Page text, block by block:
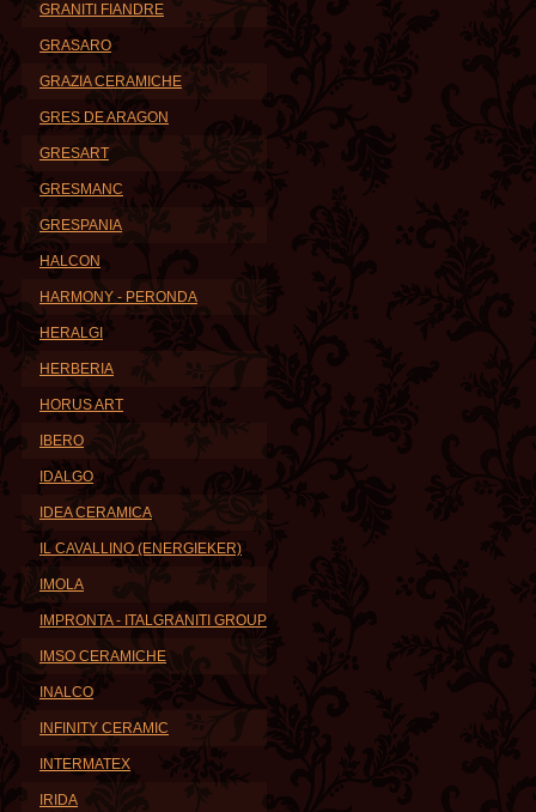
GRANITI FIANDRE
GRASARO
GRAZIA CERAMICHE
GRES DE ARAGON
GRESART
GRESMANC
GRESPANIA
HALCON
HARMONY - PERONDA
HERALGI
HERBERIA
HORUS ART
IBERO
IDALGO
IDEA CERAMICA
IL CAVALLINO (ENERGIEKER)
IMOLA
IMPRONTA - ITALGRANITI GROUP
IMSO CERAMICHE
INALCO
INFINITY CERAMIC
INTERMATEX
IRIDA